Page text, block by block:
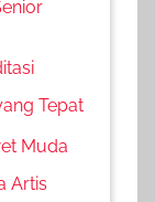
Tepat
Muda
Artis